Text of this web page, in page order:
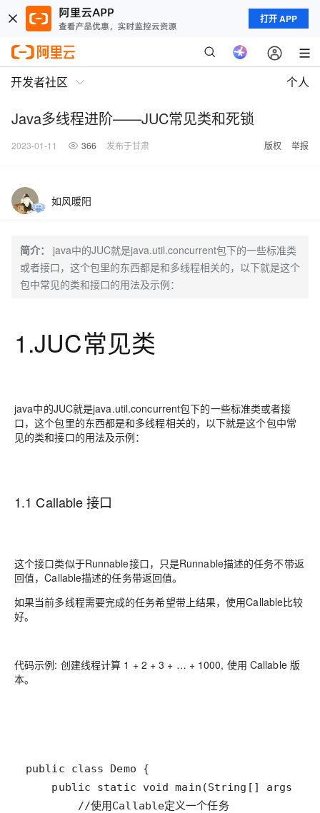
打开 APP
开发者社区 个人
Java多线程进阶——JUC常见类和死锁
2023-01-11 366 发布于甘肃 版权 举报
如风暖阳
简介：
java中的JUC就是java.util.concurrent包下的一些标准类
或者接口，这个包里的东西都是和多线程相关的，以下就是这个
包中常见的类和接口的用法及示例：
1.JUC常见类
java中的JUC就是java.util.concurrent包下的一些标准类或者接
口，这个包里的东西都是和多线程相关的，以下就是这个包中常
见的类和接口的用法及示例：
1.1 Callable 接口
这个接口类似于Runnable接口，只是Runnable描述的任务不带返
回值，Callable描述的任务带返回值。
如果当前多线程需要完成的任务希望带上结果，使用Callable比较
好。
代码示例: 创建线程计算 1 + 2 + 3 + … + 1000, 使用 Callable 版
本。
        //使用Callable定义一个任务